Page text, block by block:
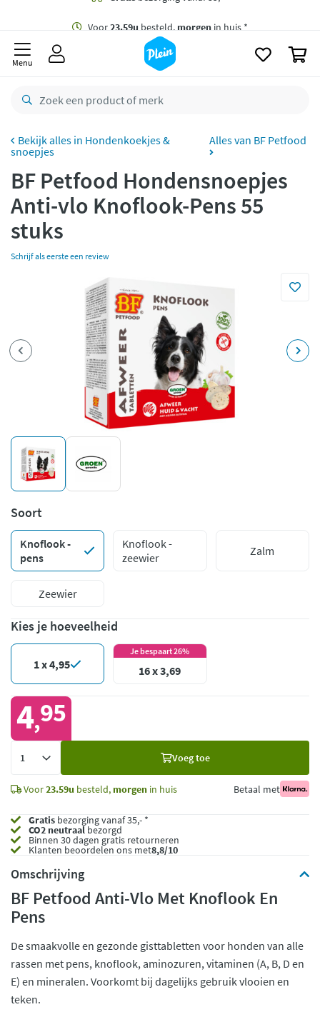
besteld,
retourneren
CO2 neutraal bezorgd
Menu
Hondenkoekjes &
snoepjes
Alles van BF Petfood
BF Petfood Hondensnoepjes
Anti-vlo Knoflook-Pens 55
stuks
Schrijf als eerste een review
Soort
Knoflook -
pens
Knoflook -
zeewier
Zalm
Zeewier
Kies je hoeveelheid
1 x 4,95
Je bespaart 26%
16 x 3,69
4,95
Voeg toe
Voor23.59u besteld, morgen in huis Betaal met
Gratis bezorging vanaf 35,- *
CO2 neutraalbezorgd
Binnen 30 dagen gratis retourneren
Klanten beoordelen ons met8,8/10
Omschrijving
BF Petfood Anti-Vlo Met Knoflook En
Pens
De smaakvolle en gezonde gisttabletten voor honden van alle
rassen met pens, knoflook, aminozuren, vitaminen (A, B, D en
E) en mineralen. Voorkomt bij dagelijks gebruik vlooien en
teken.